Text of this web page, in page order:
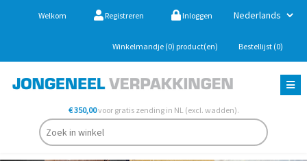
Welkom Registreren Inloggen
Winkelmandje (0) product(en) Bestellijst (0)
€ 350,00voor gratis zending in NL (excl. wadden).